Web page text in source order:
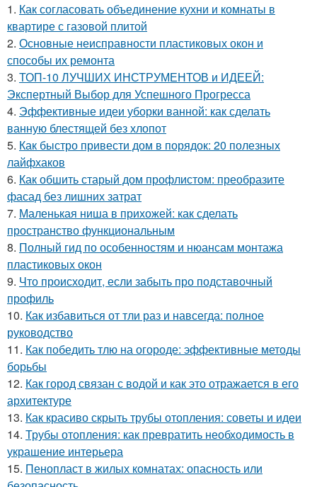
1. Как согласовать объединение кухни и комнаты в
квартире с газовой плитой
2. Основные неисправности пластиковых окон и
способы их ремонта
3. ТОП-10 ЛУЧШИХ ИНСТРУМЕНТОВ и ИДЕЕЙ:
Экспертный Выбор для Успешного Прогресса
4. Эффективные идеи уборки ванной: как сделать
ванную блестящей без хлопот
5. Как быстро привести дом в порядок: 20 полезных
лайфхаков
6. Как обшить старый дом профлистом: преобразите
фасад без лишних затрат
7. Маленькая ниша в прихожей: как сделать
пространство функциональным
8. Полный гид по особенностям и нюансам монтажа
пластиковых окон
9. Что происходит, если забыть про подставочный
профиль
10. Как избавиться от тли раз и навсегда: полное
руководство
11. Как победить тлю на огороде: эффективные методы
борьбы
12. Как город связан с водой и как это отражается в его
архитектуре
13. Как красиво скрыть трубы отопления: советы и идеи
14. Трубы отопления: как превратить необходимость в
украшение интерьера
15. Пенопласт в жилых комнатах: опасность или